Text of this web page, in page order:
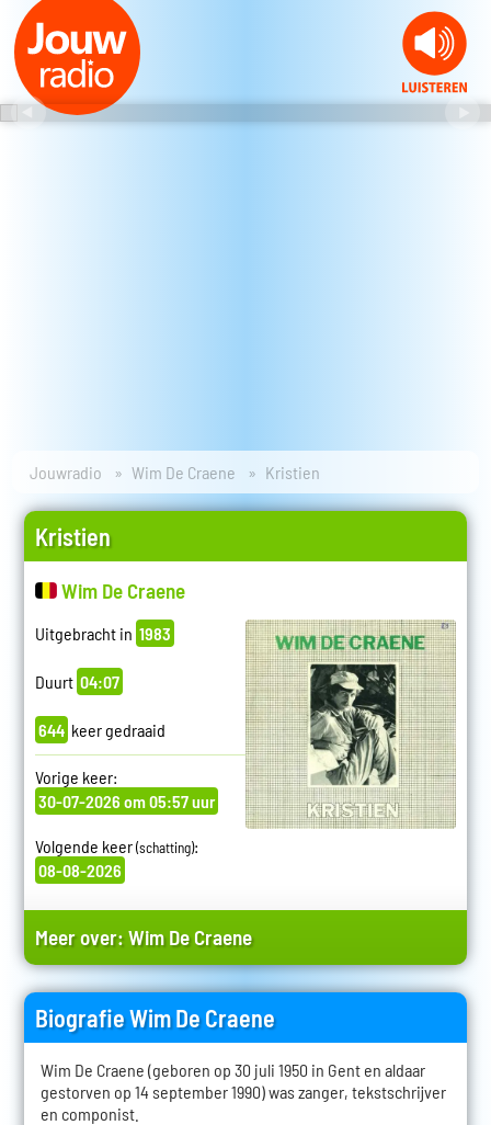
Jouwradio Wim De Craene Kristien
Kristien
Wim De Craene
Uitgebracht in 1983
Duurt 04:07
644 keer gedraaid
Vorige keer:
30-07-2026 om 05:57 uur
Volgende keer(schatting):
08-08-2026
Meer over:Wim De Craene
Biografie Wim De Craene
Wim De Craene (geboren op 30 juli 1950 in Gent en aldaar
gestorven op 14 september 1990) was zanger, tekstschrijver
en componist.